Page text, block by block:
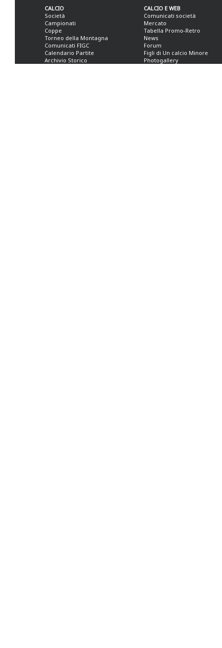
CALCIO
Società
Campionati
Coppe
Torneo della Montagna
Comunicati FIGC
Calendario Partite
Archivio Storico
CALCIO E WEB
Comunicati società
Mercato
Tabella Promo-Retro
News
Forum
Figli di Un calcio Minore
Photogallery